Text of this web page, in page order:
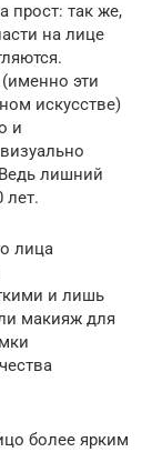
прост: так же,
на лице
эти
искусстве)
и
лишний
лет.
лица
и лишь
макияж для
более ярким